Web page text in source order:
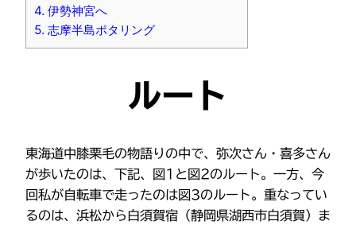
4. 伊勢神宮へ
5. 志摩半島ポタリング
ルート
東海道中膝栗毛の物語りの中で、弥次さん・喜多さん
が歩いたのは、下記、図1と図2のルート。一方、今
回私が自転車で走ったのは図3のルート。重なってい
るのは、浜松から白須賀宿（静岡県湖西市白須賀）ま